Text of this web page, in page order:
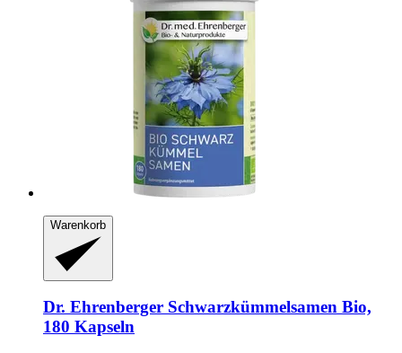
Warenkorb
Dr. Ehrenberger Schwarzkümmelsamen Bio,
180 Kapseln